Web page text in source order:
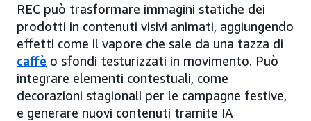
REC può trasformare immagini statiche dei
prodotti in contenuti visivi animati, aggiungendo
effetti come il vapore che sale da una tazza di
caffè o sfondi testurizzati in movimento. Può
integrare elementi contestuali, come
decorazioni stagionali per le campagne festive,
e generare nuovi contenuti tramite IA